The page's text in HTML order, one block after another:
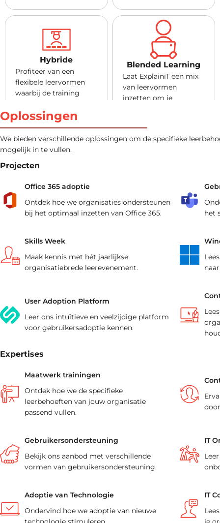
Hybride
Profiteer van een
flexibele leervormen
waarbij de training
volgen is, maar
cursisten ook vanaf hun
eigen gewenste locatie
virtueel kunnen
Blended Learning
Laat ExplainiT een mix
van leervormen
inzetten om je
Profiteer bijvoorbeeld
van een combinatie van
Oplossingen
We bieden verschillende oplossingen om de specifieke
mogelijk in te vullen.
Projecten
Office 365 adoptie
Ontdek hoe we organisaties ondersteunen
bij het optimaal inzetten van Office 365.
het
Skills Week
Maak kennis met hét jaarlijkse
organisatiebrede leerevenement.
User Adoption Platform
Leer ons intuïtieve en veelzijdige platform
voor gebruikersadoptie kennen.
Expertises
Maatwerk trainingen
Ontdek hoe we de specifieke
leerbehoeften van jouw organisatie
passend vullen.
Gebruikersondersteuning
Bekijk ons aanbod met verschillende
vormen van gebruikersondersteuning.
IT
Adoptie van Technologie
Ondervind hoe we adoptie van nieuwe
IT